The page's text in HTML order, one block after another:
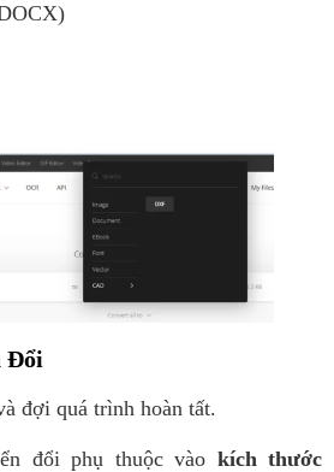
Đổi
đợi quá trình hoàn tất.
đổi phụ thuộc vào kích thước